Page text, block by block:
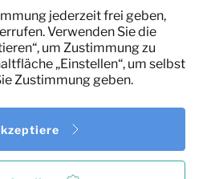
jederzeit frei geben,
Verwenden Sie die
um Zustimmung zu
„Einstellen“, um selbst
Zustimmung geben.